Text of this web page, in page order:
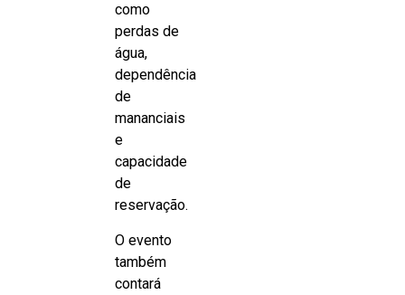
como
perdas de
água,
dependência
de
mananciais
e
capacidade
de
reservação.
O evento
também
contará